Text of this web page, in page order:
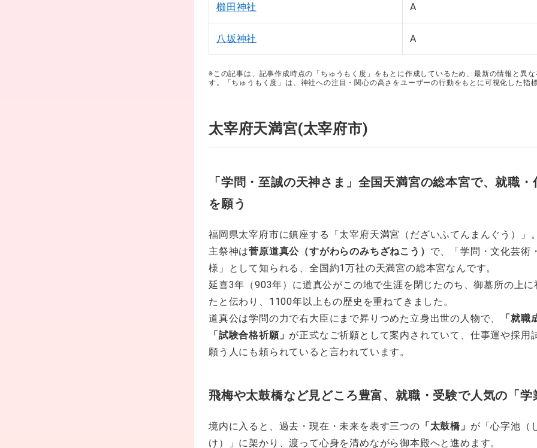
櫛田神社 A
八坂神社 A
※この記事は、記事作成時点の「ちゅうもく度」をもとに作成しているため、最新の情報と異
す。「ちゅうもく度」は、神社への注目・関心の高さをユーザーの行動をもとに可視化した指
太宰府天満宮(太宰府市)
「学問・至誠の天神さま」全国天満宮の総本宮で、就職
を願う
福岡県太宰府市に鎮座する「太宰府天満宮（だざいふてんまんぐう）」
主祭神は菅原道真公（すがわらのみちざねこう） で、「学問・文化芸術
様」として知られる、全国約1万社の天満宮の総本宮なんです。
延喜3年（903年）に道真公がこの地で生涯を閉じたのち、御墓所の上
たと伝わり、1100年以上もの歴史を重ねてきました。
道真公は学問の力で右大臣にまで昇りつめた立身出世の人物で、
「就職
「試験合格祈願」 が正式なご祈願として案内されていて、仕事運や採用
願う人にも頼られていると言われています。
飛梅や太鼓橋など見どころ豊富、就職・受験で人気の「学
境内に入ると、過去・現在・未来を表す三つの 「太鼓橋」 が「心字池（
け）」に架かり、渡って心身を清めながら御本殿へと進めます。